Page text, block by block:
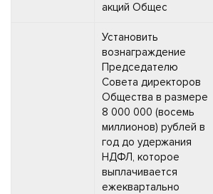
акций Общес
Установить
вознаграждение
Председателю
Совета директоров
Общества в размере
8 000 000 (восемь
миллионов) рублей в
год до удержания
НДФЛ, которое
выплачивается
ежеквартально